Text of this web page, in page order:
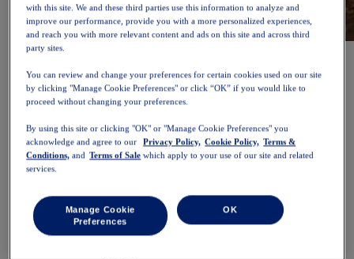
Uitgelicht
Nieuw binnen
Bestsellers
PLATINUM Collection
PERFORMANCE LIFE collectie
NOVABLAST™ 6
Trailrunnen
Tennis
Volleybal
Handbal
with this site. We and these third parties use this information to analyze and
improve our performance, provide you with a more personalized experiences,
and reach you with more relevant content and ads on this site and across third
party sites.
You can review and change your preferences for certain cookies used on our site
by clicking "Manage Cookie Preferences" or click “OK” if you would like to
proceed without changing your preferences.
By using this site or clicking "OK" or "Manage Cookie Preferences" you
acknowledge and agree to our
Privacy Policy, Cookie Policy, Terms &
Conditions, and Terms of Sale which apply to your use of our site and related
services.
Manage Cookie
Preferences
OK